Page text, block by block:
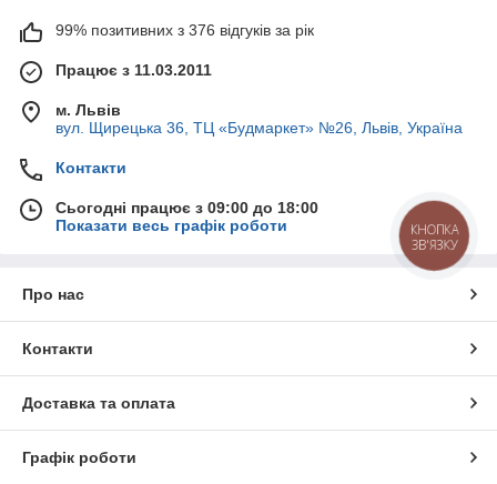
99% позитивних з 376 відгуків за рік
Працює з 11.03.2011
м. Львів
вул. Щирецька 36, ТЦ «Будмаркет» №26, Львів, Україна
Контакти
Сьогодні працює з 09:00 до 18:00
Показати весь графік роботи
Про нас
Контакти
Доставка та оплата
Графік роботи
КНОПКА
ЗВ'ЯЗКУ